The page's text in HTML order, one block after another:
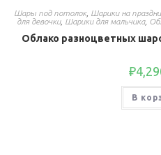
Шары под потолок, Шарики на
для девочки, Шарики для мальчика,
Облако разноцветных
₽
В